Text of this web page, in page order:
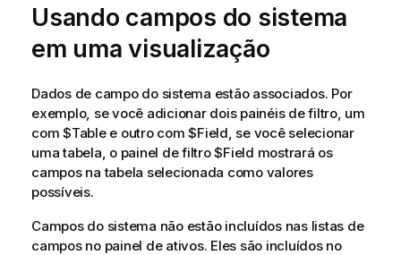
Usando campos do sistema
em uma visualização
Dados de campo do sistema estão associados. Por
exemplo, se você adicionar dois painéis de filtro, um
com $Tablee outro com$Field, se você selecionar
uma tabela, o painel de filtro$Field mostrará os
campos na tabela selecionada como valores
possíveis.
Campos do sistema não estão incluídos nas listas de
campos no painel de ativos. Eles são incluídos no